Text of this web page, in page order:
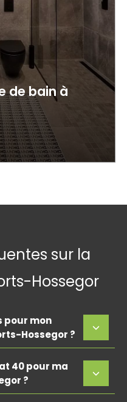
de bain à
sur la
Hossegor
pour mon
Hossegor ?
40 pour ma
?